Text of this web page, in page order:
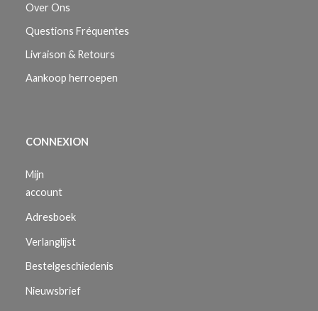
Over Ons
Questions Fréquentes
Livraison & Retours
Aankoop herroepen
CONNEXION
Mijn
account
Adresboek
Verlanglijst
Bestelgeschiedenis
Nieuwsbrief